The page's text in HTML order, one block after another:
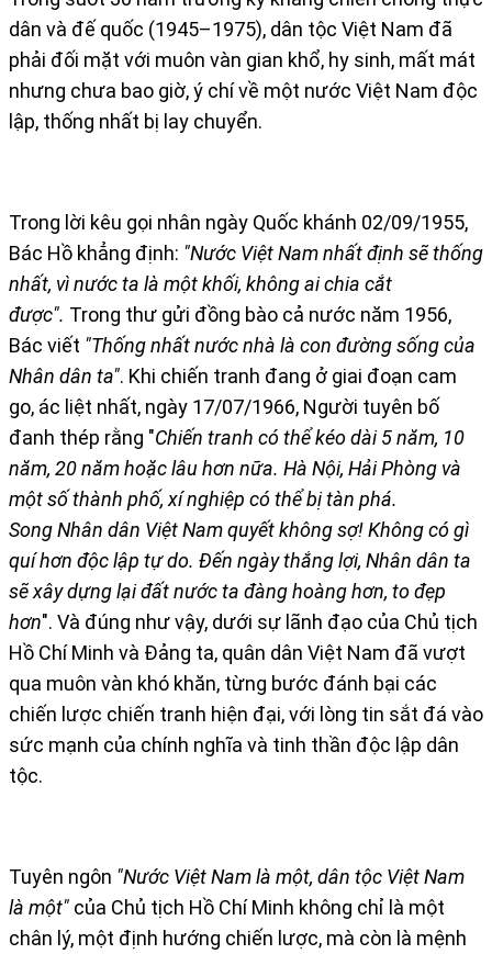
dân và đế quốc (1945–1975), dân tộc Việt Nam đã
phải đối mặt với muôn vàn gian khổ, hy sinh, mất mát
nhưng chưa bao giờ, ý chí về một nước Việt Nam độc
lập, thống nhất bị lay chuyển.
Trong lời kêu gọi nhân ngày Quốc khánh 02/09/1955,
Bác Hồ khẳng định: "Nước Việt Nam nhất định sẽ thống
nhất, vì nước ta là một khối, không ai chia cắt
được". Trong thư gửi đồng bào cả nước năm 1956,
Bác viết "Thống nhất nước nhà là con đường sống của
Nhân dân ta". Khi chiến tranh đang ở giai đoạn cam
go, ác liệt nhất, ngày 17/07/1966, Người tuyên bố
đanh thép rằng "Chiến tranh có thể kéo dài 5 năm, 10
năm, 20 năm hoặc lâu hơn nữa. Hà Nội, Hải Phòng và
một số thành phố, xí nghiệp có thể bị tàn phá.
SongNhân dân Việt Nam quyết không sợ! Không có gì
quí hơn độc lập tự do. Đến ngày thắng lợi, Nhân dân ta
sẽ xây dựnglạiđất nước ta đàng hoàng hơn, to đẹp
hơn". Và đúng như vậy, dưới sự lãnh đạo của Chủ tịch
Hồ Chí Minh và Đảng ta, quân dân Việt Nam đã vượt
qua muôn vàn khó khăn, từng bước đánh bại các
chiến lược chiến tranh hiện đại, với lòng tin sắt đá vào
sức mạnh của chính nghĩa và tinh thần độc lập dân
tộc.
Tuyên ngôn "Nước Việt Nam là một, dân tộc Việt Nam
là một" của Chủ tịch Hồ Chí Minh không chỉ là một
chân lý, một định hướng chiến lược, mà còn là mệnh